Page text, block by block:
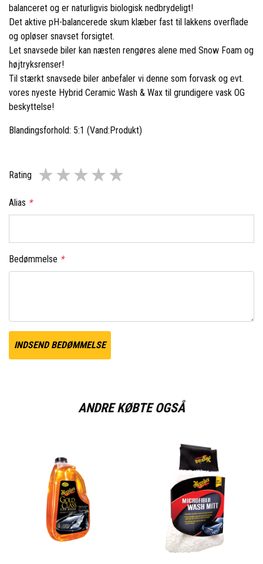
balanceret og er naturligvis biologisk nedbrydeligt!
Det aktive pH-balancerede skum klæber fast til lakkens overflade
og opløser snavset forsigtet.
Let snavsede biler kan næsten rengøres alene med Snow Foam og
højtryksrenser!
Til stærkt snavsede biler anbefaler vi denne som forvask og evt.
vores nyeste Hybrid Ceramic Wash & Wax til grundigere vask OG
beskyttelse!
Blandingsforhold: 5:1 (Vand:Produkt)
Rating
Alias *
Bedømmelse *
INDSEND BEDØMMELSE
ANDRE KØBTE OGSÅ